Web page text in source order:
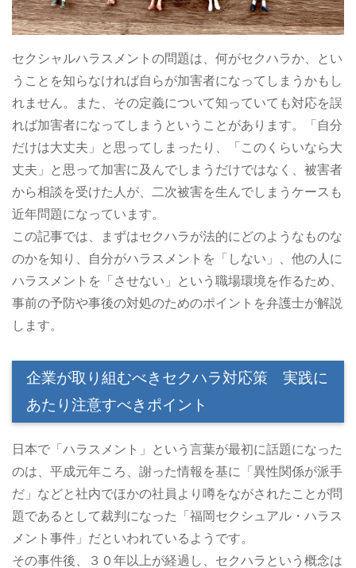
セクシャルハラスメントの問題は、何がセクハラか、とい
うことを知らなければ自らが加害者になってしまうかもし
れません。また、その定義について知っていても対応を誤
れば加害者になってしまうということがあります。「自分
だけは大丈夫」と思ってしまったり、「このくらいなら大
丈夫」と思って加害に及んでしまうだけではなく、被害者
から相談を受けた人が、二次被害を生んでしまうケースも
近年問題になっています。
この記事では、まずはセクハラが法的にどのようなものな
のかを知り、自分がハラスメントを「しない」、他の人に
ハラスメントを「させない」という職場環境を作るため、
事前の予防や事後の対処のためのポイントを弁護士が解説
します。
企業が取り組むべきセクハラ対応策 実践に
あたり注意すべきポイント
日本で「ハラスメント」という言葉が最初に話題になった
のは、平成元年ころ、謝った情報を基に「異性関係が派手
だ」などと社内でほかの社員より噂をながされたことが問
題であるとして裁判になった「福岡セクシュアル・ハラス
メント事件」だといわれているようです。
その事件後、３０年以上が経過し、セクハラという概念は